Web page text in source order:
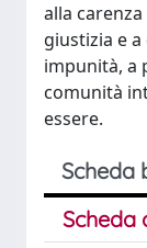
alla
giustizia e
impunità, a
comunità
essere.
Scheda
Scheda